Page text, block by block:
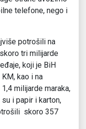
telefone, nego i
potrošili na
tri milijarde
koji je BiH
kao i na
milijarde maraka,
i papir i karton,
skoro 357